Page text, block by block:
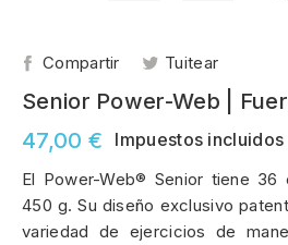
Compartir Tuitear
Senior Power-Web |
47,00 €
Impuestos incluidos
El Power-Web® Senior tiene
450 g. Su diseño exclusivo
variedad de ejercicios de